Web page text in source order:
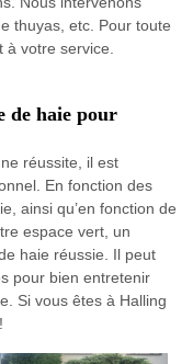
thuyas, etc. Pour toute
votre service.
de haie pour
réussite, il est
En fonction des
ainsi qu’en fonction de
espace vert, un
haie réussie. Il peut
pour bien entretenir
Si vous êtes à Halling